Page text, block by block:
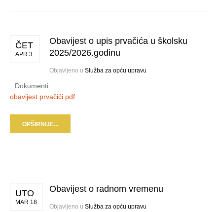
ČET
APR 3
Obavijest o upis prvačića u školsku
2025/2026.godinu
Objavljeno u Služba za opću upravu
Dokumenti:
obavijest prvačići.pdf
OPŠIRNIJE...
UTO
MAR 18
Obavijest o radnom vremenu
Objavljeno u Služba za opću upravu